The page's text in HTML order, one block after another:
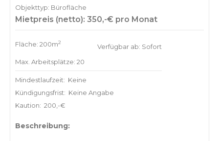
Ob Kickoff-Meeting, Kundenpräsentation oder kreativer
Workshop im kleinen Kreis – der Raum passt sich dir an,
durchdacht, und der Rahmen wirkt professionell.
Flexibel buchbar. Sofort einsatzbereit. Genau das Richtige,
Objekttyp: Bürofläche
Mietpreis (netto): 350,-€ pro Monat
Fläche: 200m2
Max. Arbeitsplätze: 20
Verfügbar ab: Sofort
Mindestlaufzeit: Keine
Kündigungsfrist: Keine Angabe
Kaution: 200,-€
Beschreibung: